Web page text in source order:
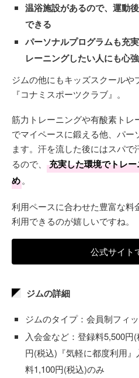
温浴施設があるので、運動
できる
パーソナルプログラムも充
レーニングしたい人にも心
ジムの他にもキッズスクール
『コナミスポーツクラブ』。
筋力トレーニングや有酸素トレ
でマイペースに鍛える他、パー
ます。汗を流した後にはスパで
るので、
充実した環境でトレ
め。
利用ペースに合わせた豊富な料
利用できるのが嬉しいですね。
公式サイト
ジムの詳細
ジムのタイプ：会員制フィ
入会金など：登録料5,500
円(税込)『気軽に都度利用
料1,100円(税込)のみ